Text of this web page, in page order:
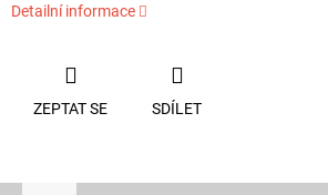
Detailní informace
ZEPTAT SE SDÍLET